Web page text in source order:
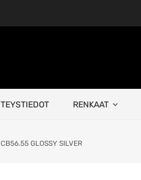
RENKAAT
GLOSSY SILVER